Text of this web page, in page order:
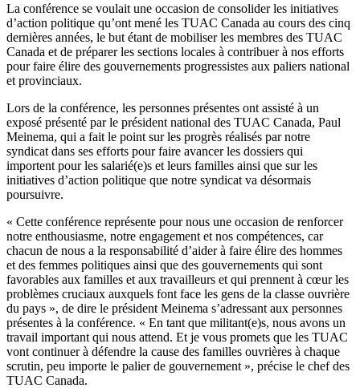
La conférence se voulait une occasion de consolider les initiatives
d’action politique qu’ont mené les TUAC Canada au cours des cinq
dernières années, le but étant de mobiliser les membres des TUAC
Canada et de préparer les sections locales à contribuer à nos efforts
pour faire élire des gouvernements progressistes aux paliers national
et provinciaux.
Lors de la conférence, les personnes présentes ont assisté à un
exposé présenté par le président national des TUAC Canada, Paul
Meinema, qui a fait le point sur les progrès réalisés par notre
syndicat dans ses efforts pour faire avancer les dossiers qui
importent pour les salarié(e)s et leurs familles ainsi que sur les
initiatives d’action politique que notre syndicat va désormais
poursuivre.
« Cette conférence représente pour nous une occasion de renforcer
notre enthousiasme, notre engagement et nos compétences, car
chacun de nous a la responsabilité d’aider à faire élire des hommes
et des femmes politiques ainsi que des gouvernements qui sont
favorables aux familles et aux travailleurs et qui prennent à cœur les
problèmes cruciaux auxquels font face les gens de la classe ouvrière
du pays », de dire le président Meinema s’adressant aux personnes
présentes à la conférence. « En tant que militant(e)s, nous avons un
travail important qui nous attend. Et je vous promets que les TUAC
vont continuer à défendre la cause des familles ouvrières à chaque
scrutin, peu importe le palier de gouvernement », précise le chef des
TUAC Canada.